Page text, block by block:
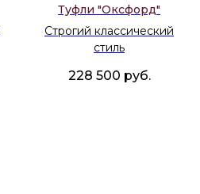
Туфли "Оксфорд"
Строгий классический
стиль
228 500 руб.